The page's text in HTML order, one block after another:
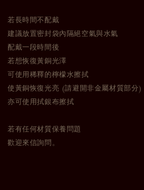
若長時間不配戴
建議放置密封袋內隔絕空氣與水氣
配戴一段時間後
若想恢復黃銅光澤
可使用稀釋的檸檬水擦拭
使黃銅恢復光亮 (請避開非金屬材質部分)
亦可使用拭銀布擦拭
若有任何材質保養問題
歡迎來信詢問。